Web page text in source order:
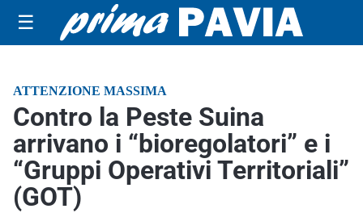
☰
ATTENZIONE MASSIMA
Contro la Peste Suina
arrivano i “bioregolatori” e i
“Gruppi Operativi Territoriali”
(GOT)